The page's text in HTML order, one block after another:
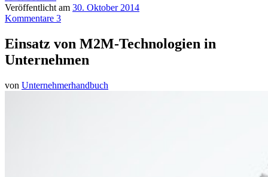
Veröffentlicht am 30. Oktober 2014
Kommentare 3
Einsatz von M2M-Technologien in
Unternehmen
von Unternehmerhandbuch